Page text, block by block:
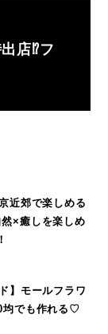
店⁉フ
近郊で楽しめる
×癒しを楽しめ
】モールフラワ
均でも作れる♡